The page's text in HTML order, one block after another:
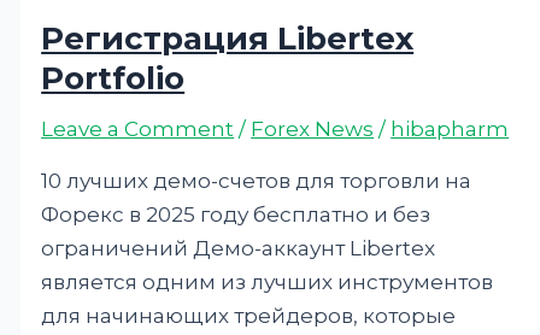
Регистрация Libertex
Portfolio
Leave a Comment / Forex News / hibapharm
10 лучших демо-счетов для торговли на
Форекс в 2025 году бесплатно и без
ограничений Демо-аккаунт Libertex
является одним из лучших инструментов
для начинающих трейдеров, которые